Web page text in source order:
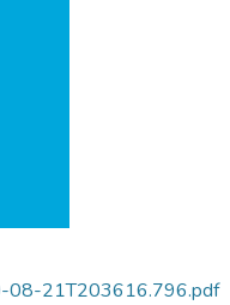
08-21T203616.796.pdf